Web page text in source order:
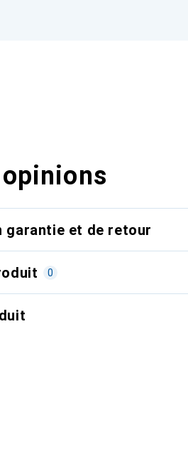
garantie et de retour
0